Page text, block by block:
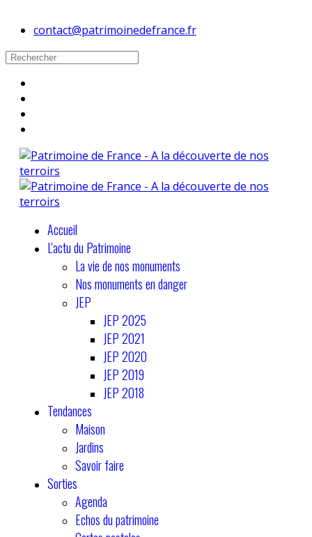
contact@patrimoinedefrance.fr
Accueil
L'actu du Patrimoine
La vie de nos monuments
Nos monuments en danger
JEP
JEP 2025
JEP 2021
JEP 2020
JEP 2019
JEP 2018
Tendances
Maison
Jardins
Savoir faire
Sorties
Agenda
Echos du patrimoine